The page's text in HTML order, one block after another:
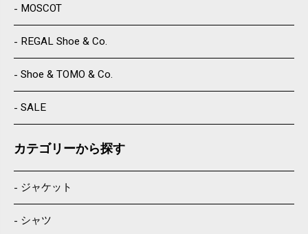
MOSCOT
REGAL Shoe & Co.
Shoe & TOMO & Co.
SALE
カテゴリーから探す
ジャケット
シャツ